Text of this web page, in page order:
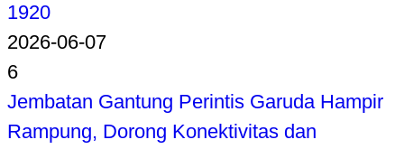
1920
2026-06-07
6
Jembatan Gantung Perintis Garuda Hampir
Rampung, Dorong Konektivitas dan